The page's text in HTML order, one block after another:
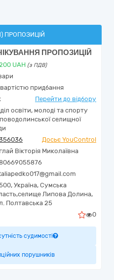
ПРОПОЗИЦІЙ
ПРОПОЗИЦІЙ
UAH (з ПДВ)
придбання
Перейти до відбору
освіти, молоді та спорту
селищної
Досьє YouControl
Вікторія Миколаївна
Україна, Сумська
селище Липова Долина,
Полтавська 25
0
судимості
порушників